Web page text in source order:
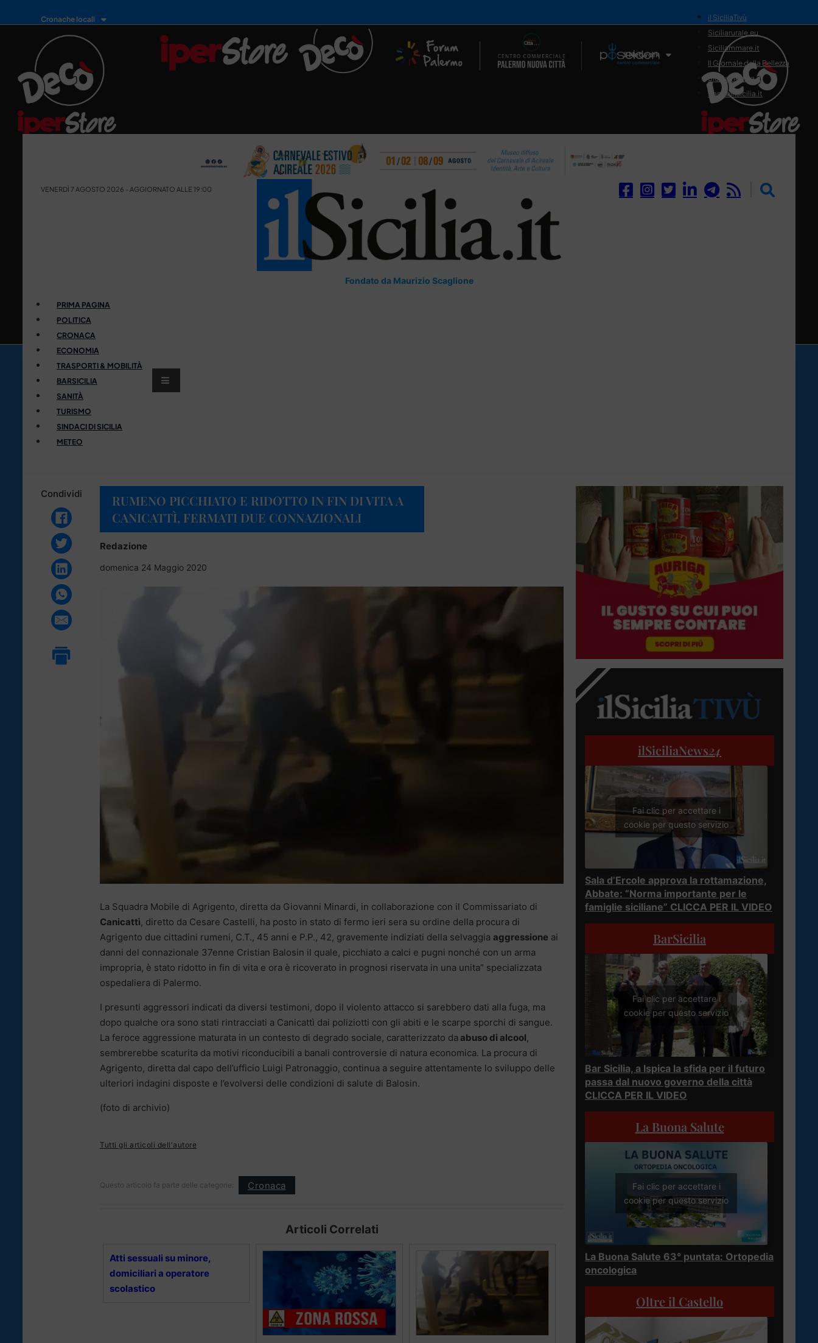
Cronache locali
Il Network
il SiciliaTivù
Siciliarurale.eu
Siciliammare.it
Il Giornale della Bellezza
Siciliamedica.it
Sanitainsicilia.it
VENERDÌ 7 AGOSTO 2026 - AGGIORNATO ALLE 19:00
Fondato da Maurizio Scaglione
PRIMA PAGINA
POLITICA
CRONACA
ECONOMIA
TRASPORTI & MOBILITÀ
BARSICILIA
SANITÀ
TURISMO
SINDACI DI SICILIA
METEO
Condividi
RUMENO PICCHIATO E RIDOTTO IN FIN DI VITA A
CANICATTÌ, FERMATI DUE CONNAZIONALI
Redazione
domenica 24 Maggio 2020
La Squadra Mobile di Agrigento, diretta da Giovanni Minardi, in collaborazione con il Commissariato di
Canicattì, diretto da Cesare Castelli, ha posto in stato di fermo ieri sera su ordine della procura di
Agrigento due cittadini rumeni, C.T., 45 anni e P.P., 42, gravemente indiziati della selvaggia aggressione ai
danni del connazionale 37enne Cristian Balosin il quale, picchiato a calci e pugni nonché con un arma
impropria, è stato ridotto in fin di vita e ora è ricoverato in prognosi riservata in una unita” specializzata
ospedaliera di Palermo.
I presunti aggressori indicati da diversi testimoni, dopo il violento attacco si sarebbero dati alla fuga, ma
dopo qualche ora sono stati rintracciati a Canicattì dai poliziotti con gli abiti e le scarpe sporchi di sangue.
La feroce aggressione maturata in un contesto di degrado sociale, caratterizzato da abuso di alcool,
sembrerebbe scaturita da motivi riconducibili a banali controversie di natura economica. La procura di
Agrigento, diretta dal capo dell’ufficio Luigi Patronaggio, continua a seguire attentamente lo sviluppo delle
ulteriori indagini disposte e l’evolversi delle condizioni di salute di Balosin.
(foto di archivio)
Tutti gli articoli dell'autore
Questo articolo fa parte delle categorie: Cronaca
Articoli Correlati
Atti sessuali su minore,
domiciliari a operatore
scolastico
ilSiciliaNews24
Fai clic per accettare i
cookie per questo servizio
Sala d’Ercole approva la rottamazione,
Abbate: “Norma importante per le
famiglie siciliane” CLICCA PER IL VIDEO
BarSicilia
Fai clic per accettare i
cookie per questo servizio
Bar Sicilia, a Ispica la sfida per il futuro
passa dal nuovo governo della città
CLICCA PER IL VIDEO
La Buona Salute
Fai clic per accettare i
cookie per questo servizio
La Buona Salute 63° puntata: Ortopedia
oncologica
Oltre il Castello